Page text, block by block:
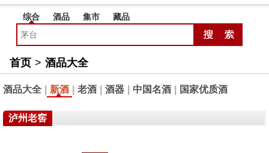
综合 酒品 集市 藏品
首页 > 酒品大全
酒品大全 新酒 老酒 酒器 中国名酒 国家优质酒
泸州老窖